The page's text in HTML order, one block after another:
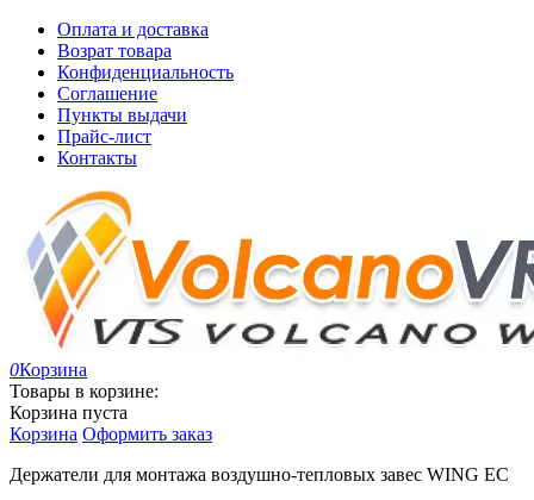
Оплата и доставка
Возрат товара
Конфиденциальность
Соглашение
Пункты выдачи
Прайс-лист
Контакты
0Корзина
Товары в корзине:
Корзина пуста
Корзина Оформить заказ
Держатели для монтажа воздушно-тепловых завес WING EC